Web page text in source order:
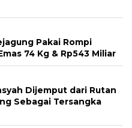
Pakai Rompi
74 Kg & Rp543 Miliar
Dijemput dari Rutan
Sebagai Tersangka